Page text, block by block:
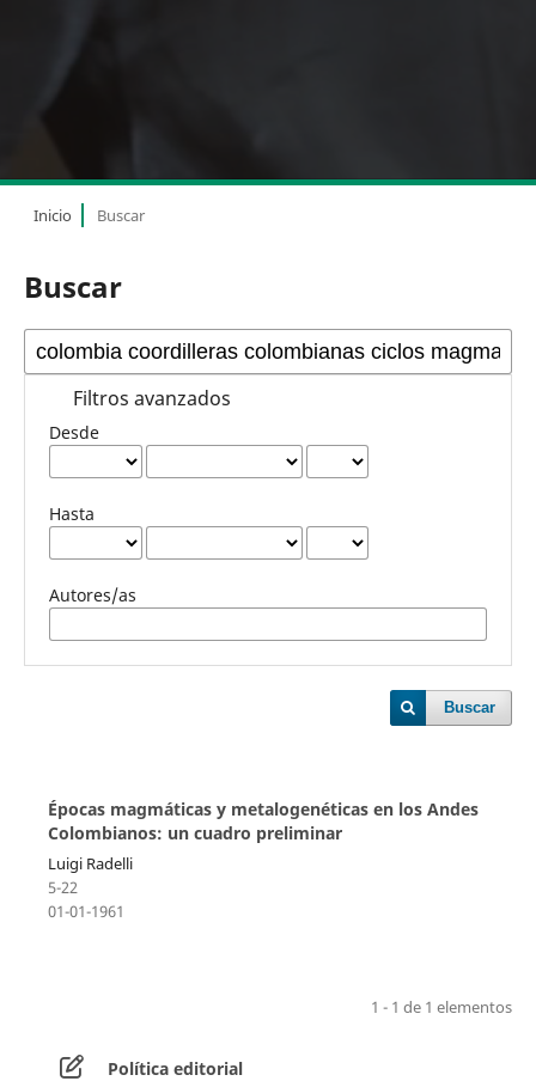
Inicio Buscar
Buscar
Filtros avanzados
Desde
Hasta
Autores/as
Buscar
Épocas magmáticas y metalogenéticas en los Andes
Colombianos: un cuadro preliminar
Luigi Radelli
5-22
01-01-1961
1 - 1 de 1 elementos
Política editorial